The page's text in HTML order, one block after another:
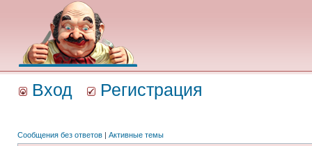
Вход Регистрация
Сообщения без ответов | Активные темы